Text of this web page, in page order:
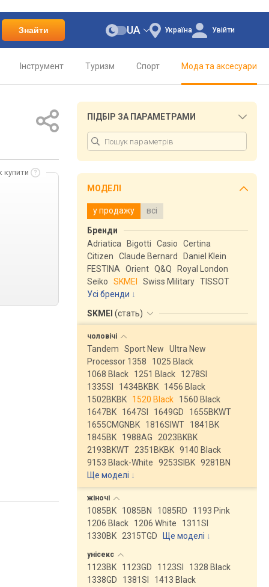
Знайти Україна
UA Увійти
Інструмент Туризм Спорт Мода та аксесуари
купити
ПІДБІР ЗА ПАРАМЕТРАМИ
МОДЕЛІ
у продажу всі
Бренди
Adriatica
Bigotti Casio
Certina
Citizen
Claude Bernard
Daniel Klein
FESTINA
Orient Q&Q
Royal London
Seiko
SKMEI Swiss Military TISSOT
Усі бренди
SKMEI (стать)
чоловічі
Tandem Sport New
Ultra New
Processor 1358
1025 Black
1068 Black
1251 Black
1278SI
1335SI
1434BKBK
1456 Black
1502BKBK
1520 Black
1560 Black
1647BK
1647SI 1649GD
1655BKWT
1655CMGNBK
1816SIWT
1841BK
1845BK
1988AG
2023BKBK
2193BKWT
2351BKBK 9140 Black
9153 Black-White
9253SIBK 9281BN
Ще моделі ↓
жіночі
1085BK 1085BN 1085RD
1193 Pink
1206 Black
1206 White
1311SI
1330BK
2315TGD Ще моделі ↓
унісекс
1123BK 1123GD 1123SI
1328 Black
1338GD
1381SI
1413 Black